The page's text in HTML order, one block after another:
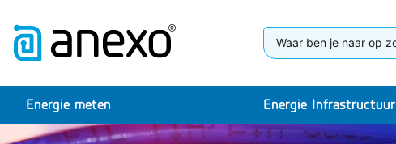
Energie meten Energie Infrastructuur